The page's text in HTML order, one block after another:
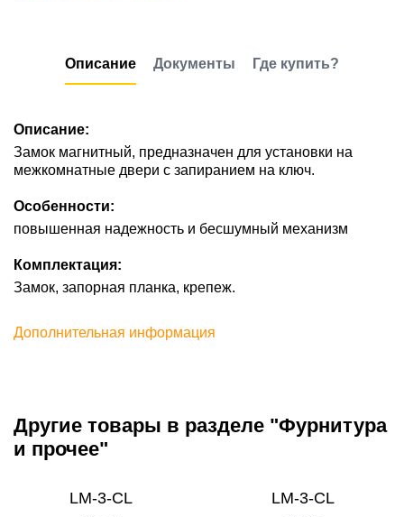
Описание Документы Где купить?
Описание:
Замок магнитный, предназначен для установки на
межкомнатные двери с запиранием на ключ.
Особенности:
повышенная надежность и бесшумный механизм
Комплектация:
Замок, запорная планка, крепеж.
Дополнительная информация
Другие товары в разделе "Фурнитура
и прочее"
LM-3-CL LM-3-CL